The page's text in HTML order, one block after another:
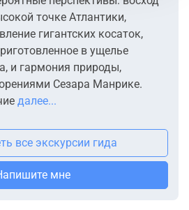
точке Атлантики,
гигантских косаток,
в ущелье
и гармония природы,
Сезара Манрике.
далее...
все экскурсии гида
мне